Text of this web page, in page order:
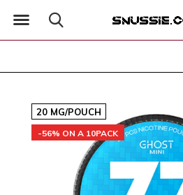
20 MG/POUCH
-56% ON A 10PACK